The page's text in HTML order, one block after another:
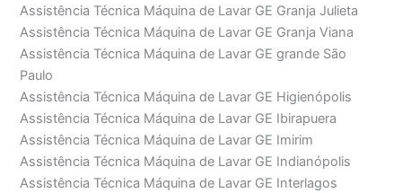
Assistência Técnica Máquina de Lavar GE Granja Julieta
Assistência Técnica Máquina de Lavar GE Granja Viana
Assistência Técnica Máquina de Lavar GE grande São
Paulo
Assistência Técnica Máquina de Lavar GE Higienópolis
Assistência Técnica Máquina de Lavar GE Ibirapuera
Assistência Técnica Máquina de Lavar GE Imirim
Assistência Técnica Máquina de Lavar GE Indianópolis
Assistência Técnica Máquina de Lavar GE Interlagos